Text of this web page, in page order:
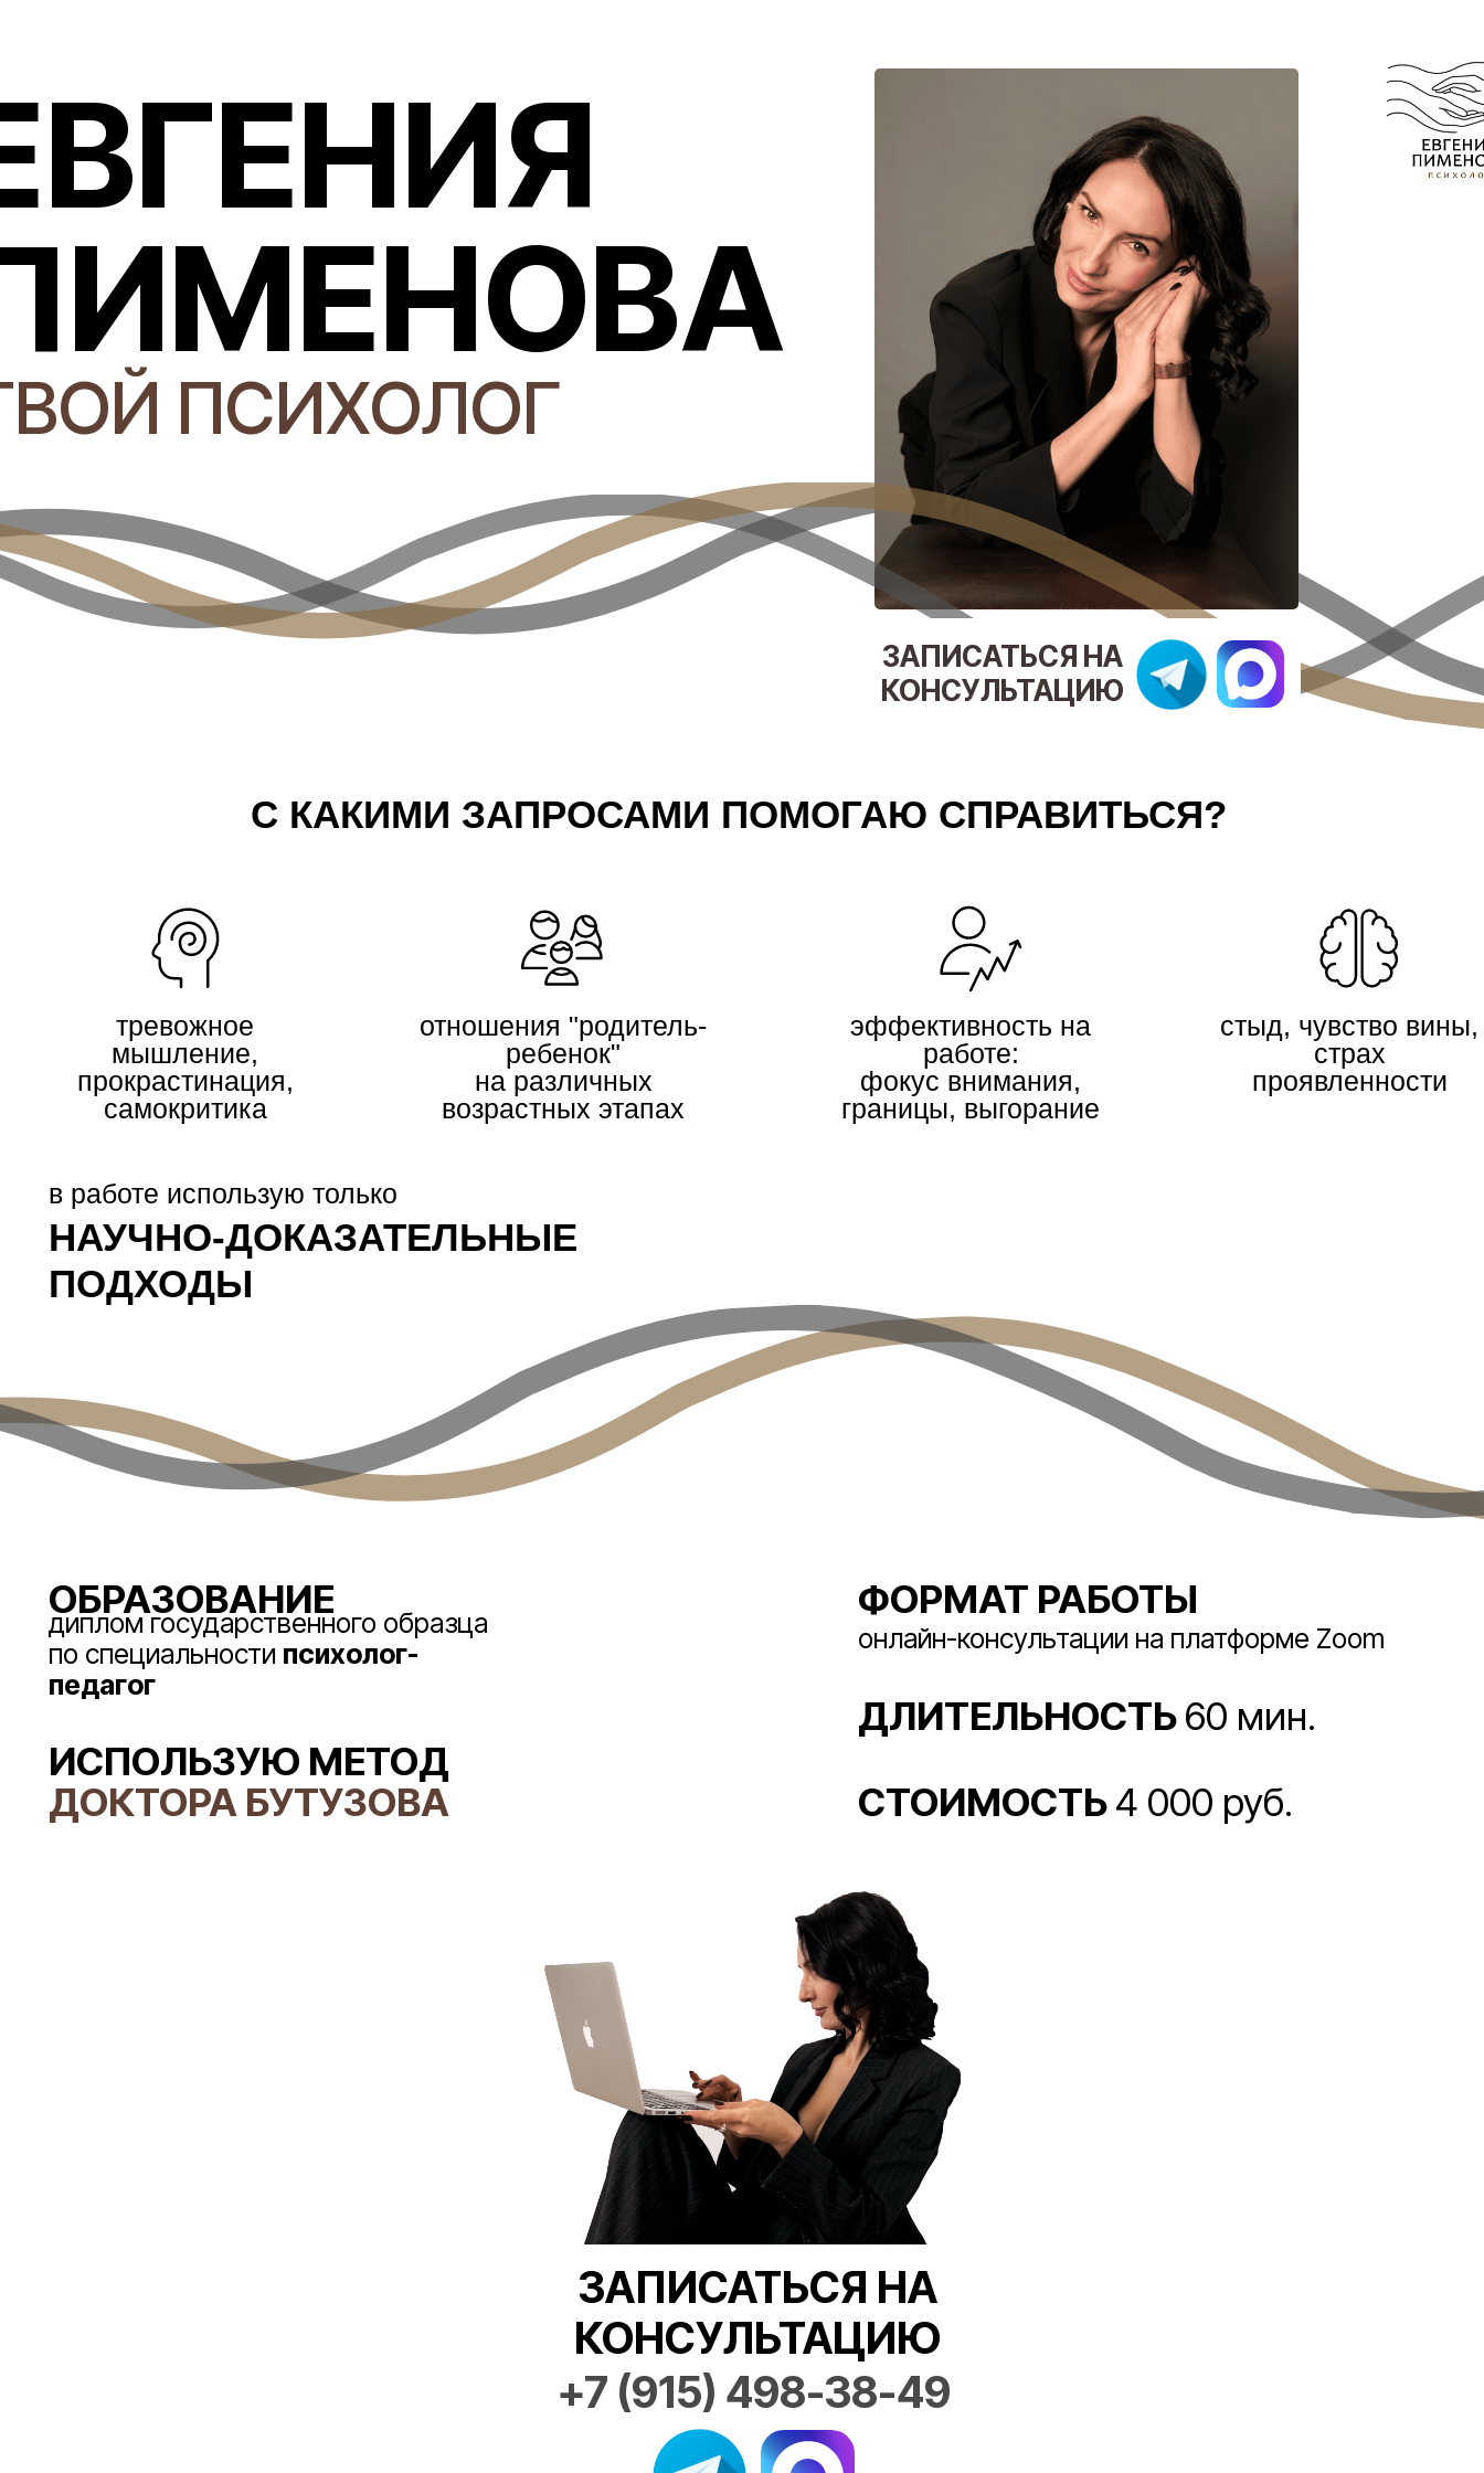
ПСИХОЛОГ
ЗАПИСАТЬСЯ НА
КОНСУЛЬТАЦИЮ
тревожное
мышление,
прокрастинация,
самокритика
отношения "родитель-
ребенок"
на различных
возрастных этапах
эффективность на
работе:
фокус внимания,
границы, выгорание
стыд, чувство вины,
страх
проявленности
С КАКИМИ ЗАПРОСАМИ ПОМОГАЮ СПРАВИТЬСЯ?
НАУЧНО-ДОКАЗАТЕЛЬНЫЕ
ПОДХОДЫ
в работе использую только
диплом государственного образца
по специальности психолог-
педагог
онлайн-консультации на платформе Zoom
ОБРАЗОВАНИЕ ФОРМАТ РАБОТЫ
ДЛИТЕЛЬНОСТЬ60 мин.
СТОИМОСТЬ4 000 руб.
ДОКТОРА БУТУЗОВА
ИСПОЛЬЗУЮ МЕТОД
ЗАПИСАТЬСЯ НА
КОНСУЛЬТАЦИЮ
+7 (915) 498-38-49